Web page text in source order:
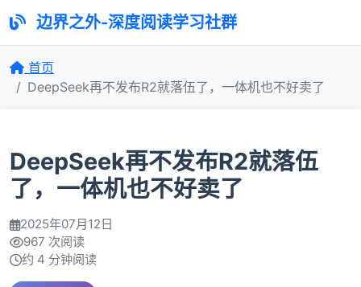
边界之外-深度阅读学习社群
首页
DeepSeek再不发布R2就落伍了，一体机也不好卖了
边界之外-深度阅读学习社群
DeepSeek再不发布R2就落伍
了，一体机也不好卖了
2025年07月12日
967 次阅读
约 4 分钟阅读